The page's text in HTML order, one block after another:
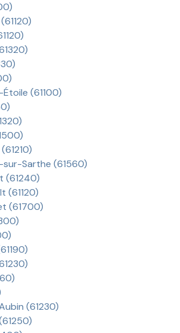
(61100)
sur-Sarthe (61560)
(61240)
(61120)
(61700)
(61230)